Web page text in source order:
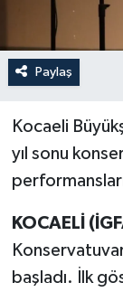
Paylaş
Kocaeli
yıl sonu
KOCAELİ
başladı. İlk